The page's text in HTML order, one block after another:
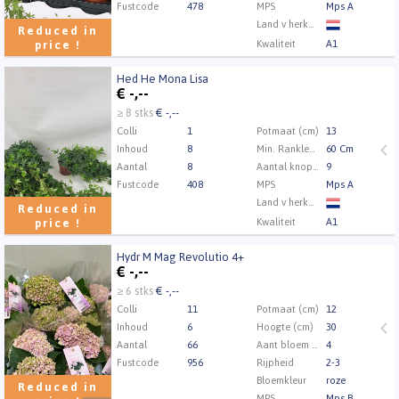
Reduced in
price !
Fustcode
478 MPS
Mps A
Kwaliteit
A1
Kweker
Quakelplant BV
Reduced in
price !
Hed He Mona Lisa
€ -,--
≥ 8 stks€ -,--
Colli 1 Potmaat (cm)
13
Inhoud
8 Min. Ranklengte
60 Cm
Aantal
8
9
Fustcode
408 MPS
Mps A
Kwaliteit
A1
Kweker
Berg Hedera
Hed He Mona Lisa
U moet ingelogd zijn om te kunnen kopen.
om in te loggen.
Reduced in
Hydr M Mag Revolutio 4+
€ -,--
≥ 6 stks€ -,--
Colli 11 Potmaat (cm)
12
Inhoud
6 Hoogte (cm)
30
Aantal
66
4
Fustcode
956 Rijpheid
2-3
Bloemkleur
roze
Hydr M Mag Revolutio 4+
U moet ingelogd zijn om te kunnen kopen.
om in te loggen.